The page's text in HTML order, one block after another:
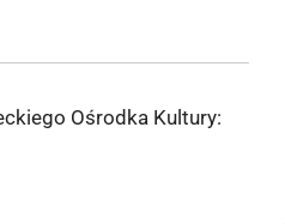
Ośrodka Kultury: